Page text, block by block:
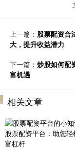
上一篇： 股票配资合
大，提升收益潜力
下一篇： 炒股如何配
富机遇
相关文章